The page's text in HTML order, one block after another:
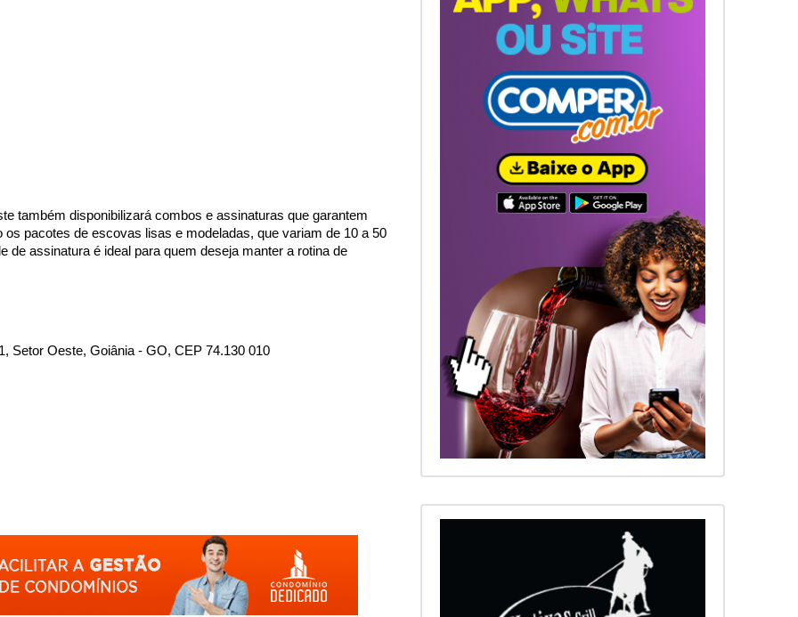
também disponibilizará combos e assinaturas que garantem
pacotes de escovas lisas e modeladas, que variam de 10 a 50
assinatura é ideal para quem deseja manter a rotina de
Setor Oeste, Goiânia - GO, CEP 74.130 010